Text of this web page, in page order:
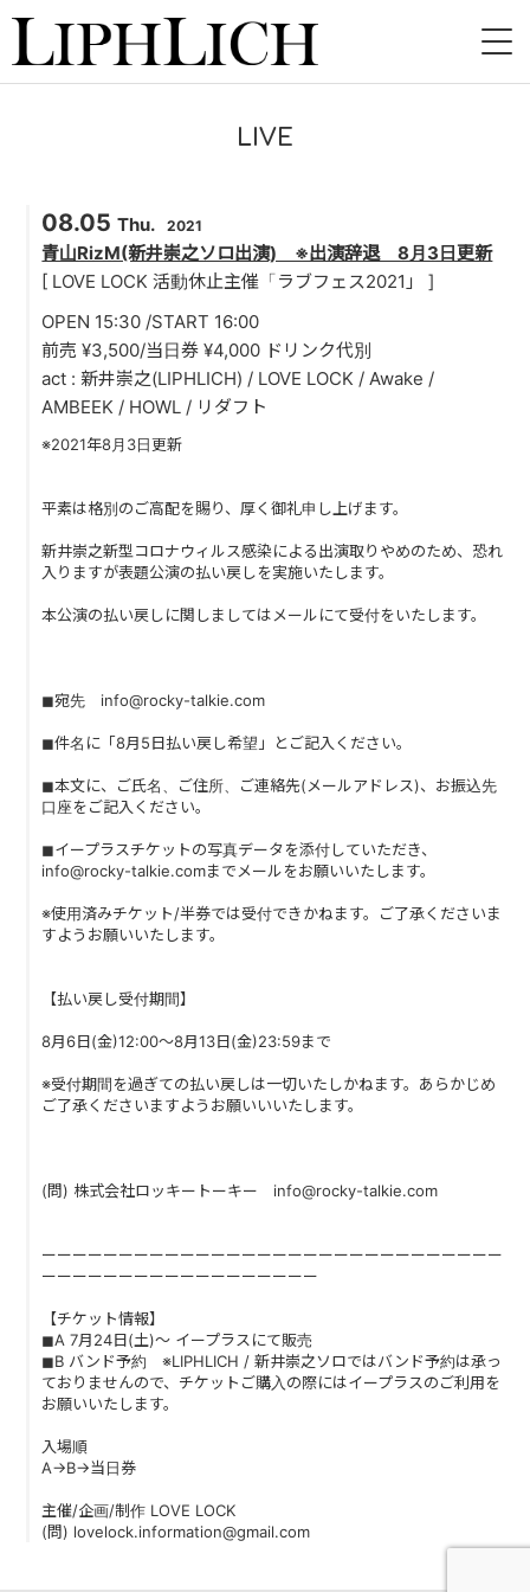
LIVE
INSTORE
BAND
VIDEO
DISCOGRAPHY
PAST LIVE
MESSAGE
LIVE
08.05 Thu. 2021
青山RizM(新井崇之ソロ出演) ※出演辞退 8月3日更新
[ LOVE LOCK 活動休止主催「ラブフェス2021」 ]
OPEN 15:30 /START 16:00
前売 ¥3,500/当日券 ¥4,000 ドリンク代別
act : 新井崇之(LIPHLICH) / LOVE LOCK / Awake /
AMBEEK / HOWL / リダフト
※2021年8月3日更新
平素は格別のご高配を賜り、厚く御礼申し上げます。
新井崇之新型コロナウィルス感染による出演取りやめのため、恐れ
入りますが表題公演の払い戻しを実施いたします。
本公演の払い戻しに関しましてはメールにて受付をいたします。
◼︎宛先 info@rocky-talkie.com
◼︎件名に「8月5日払い戻し希望」とご記入ください。
◼︎本文に、ご氏名、ご住所、ご連絡先(メールアドレス)、お振込先
口座をご記入ください。
◼︎イープラスチケットの写真データを添付していただき、
info@rocky-talkie.comまでメールをお願いいたします。
※使用済みチケット/半券では受付できかねます。ご了承くださいま
すようお願いいたします。
【払い戻し受付期間】
8月6日(金)12:00～8月13日(金)23:59まで
※受付期間を過ぎての払い戻しは一切いたしかねます。あらかじめ
ご了承くださいますようお願いいいたします。
(問) 株式会社ロッキートーキー info@rocky-talkie.com
ーーーーーーーーーーーーーーーーーーーーーーーーーーーーーー
ーーーーーーーーーーーーーーーーーー
【チケット情報】
◼︎A 7月24日(土)〜 イープラスにて販売
◼︎B バンド予約 ※LIPHLICH / 新井崇之ソロではバンド予約は承っ
ておりませんので、チケットご購入の際にはイープラスのご利用を
お願いいたします。
入場順
A→B→当日券
主催/企画/制作 LOVE LOCK
(問) lovelock.information@gmail.com